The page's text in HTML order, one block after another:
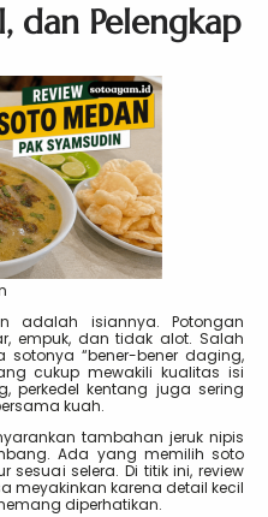
dan Pelengkap
adalah isiannya. Potongan
empuk, dan tidak alot. Salah
“bener-bener daging,
cukup mewakili kualitas isi
perkedel kentang juga sering
kuah.
tambahan jeruk nipis
Ada yang memilih soto
selera. Di titik ini, review
meyakinkan karena detail kecil
diperhatikan.